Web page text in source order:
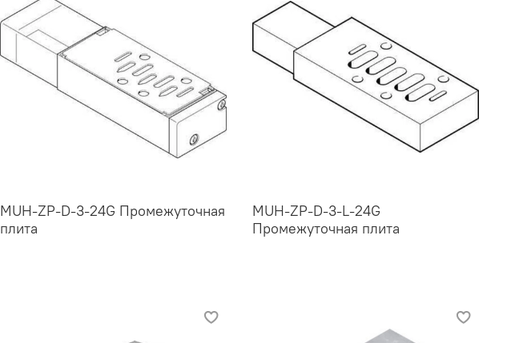
MUH-ZP-D-3-24G Промежуточная
плита
MUH-ZP-D-3-L-24G
Промежуточная плита